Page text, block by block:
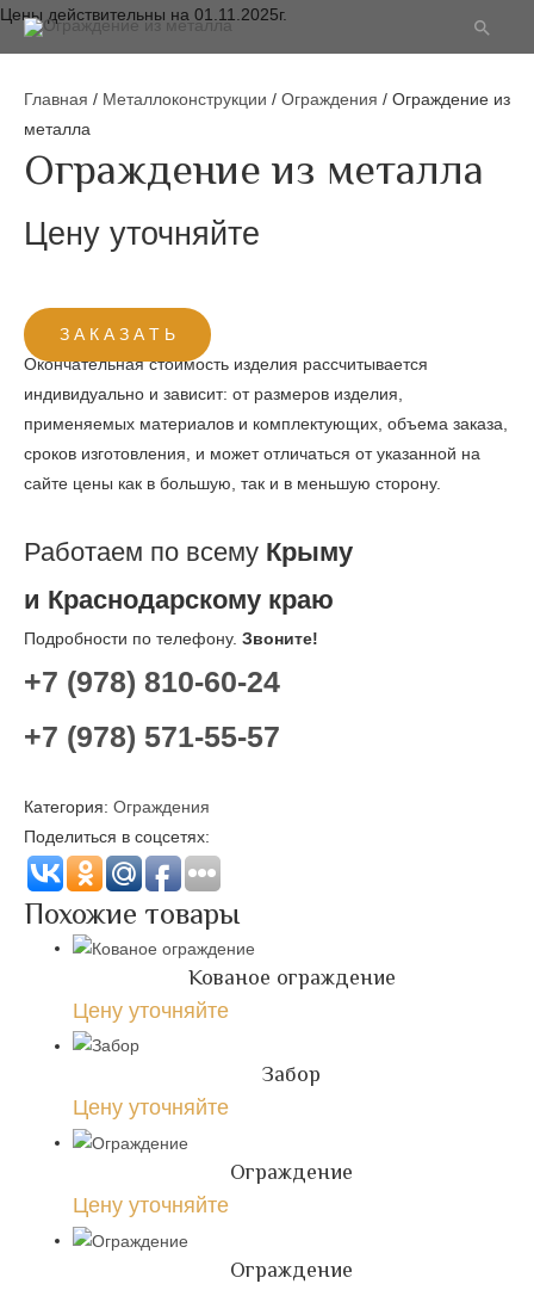
Поиск
Цены действительны на 01.11.2025г.
Главная / Металлоконструкции / Ограждения / Ограждение из
металла
Ограждение из металла
Цену уточняйте
З А К А З А Т Ь
Окончательная стоимость изделия рассчитывается
индивидуально и зависит: от размеров изделия,
применяемых материалов и комплектующих, объема заказа,
сроков изготовления, и может отличаться от указанной на
сайте цены как в большую, так и в меньшую сторону.
Работаем по всему Крыму
и Краснодарскому краю
Подробности по телефону. Звоните!
+7 (978) 810-60-24
+7 (978) 571-55-57
Категория: Ограждения
Поделиться в соцсетях:
Похожие товары
Кованое ограждение
Цену уточняйте
Забор
Цену уточняйте
Ограждение
Цену уточняйте
Ограждение